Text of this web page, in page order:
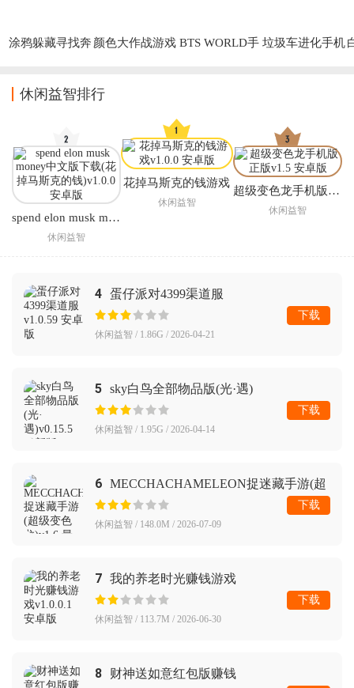
涂鸦躲藏寻找奔 颜色大作战游戏 BTS WORLD手 垃圾车进化手机
休闲益智排行
spend elon musk money中文版下载(花掉马斯克的钱)
休闲益智
花掉马斯克的钱游戏
休闲益智
超级变色龙手机版正版
休闲益智
4 蛋仔派对4399渠道服
休闲益智 / 1.86G / 2026-04-21
下载
5 sky白鸟全部物品版(光·遇)
休闲益智 / 1.95G / 2026-04-14
下载
6 MECCHACHAMELEON捉迷藏手游(超
级变色龙)
休闲益智 / 148.0M / 2026-07-09
下载
7 我的养老时光赚钱游戏
休闲益智 / 113.7M / 2026-06-30
下载
8 财神送如意红包版赚钱